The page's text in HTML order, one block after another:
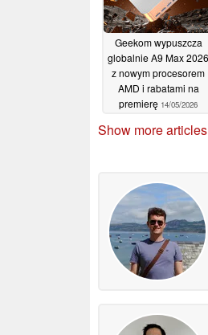
Geekom wypuszcza
globalnie A9 Max 2026
z nowym procesorem
AMD i rabatami na
premierę 14/05/2026
Show more articles